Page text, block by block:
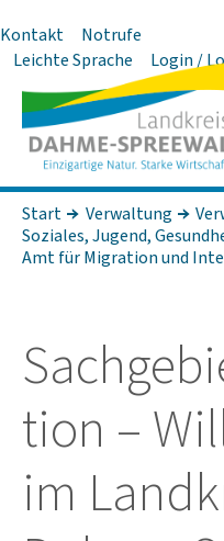
Kontakt
Notrufe
Leichte Sprache
Login /
Start Verwaltung
Soziales, Jugend,
Amt für Migration und
tion –
im